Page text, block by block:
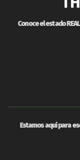
Conoce el estado
Estamos aquí para